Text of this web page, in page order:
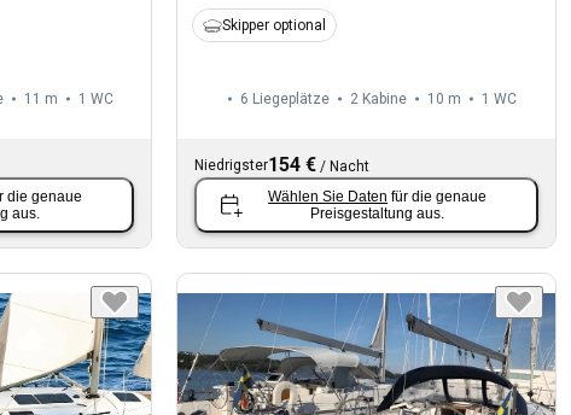
11 m 1 WC
die genaue
aus.
Skipper optional
6 Liegeplätze 2 Kabine 10 m 1 WC
Niedrigster154 € / Nacht
Wählen Sie Daten für die genaue
Preisgestaltung aus.